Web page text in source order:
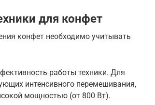
для конфет
конфет необходимо учитывать
работы техники. Для
интенсивного перемешивания,
мощностью (от 800 Вт).